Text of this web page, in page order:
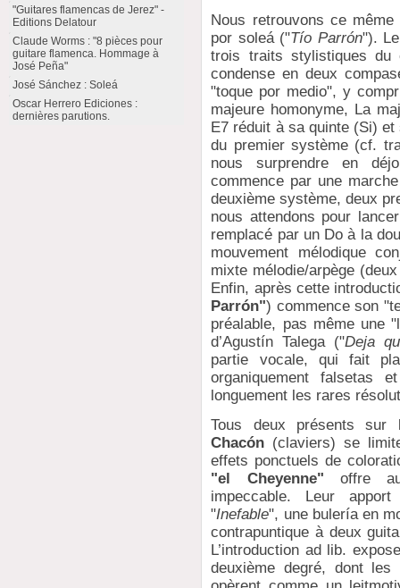
Nous retrouvons ce même
por soleá ("Tío Parrón").
trois traits stylistiques du
condense en deux
"toque por medio", y
majeure homonyme, La
E7 réduit à sa quinte (Si)
du premier système (cf.
nous surprendre en
commence par une
deuxième système, deux
nous attendons pour
remplacé par un Do à la
mouvement mélodique
mixte mélodie/arpège
Enfin, après cette
Parrón") commence son
préalable, pas même une
d’Agustín Talega ("Deja
partie vocale, qui fait
organiquement falsetas
longuement les rares
Tous deux présents
Chacón (claviers) se
effets ponctuels de
"el Cheyenne" offre
impeccable. Leur
"Inefable", une bulería en
contrapuntique à deux
L’introduction ad lib.
deuxième degré, dont les
"Guitares flamencas de Jerez" -
Editions Delatour
Claude Worms : "8 pièces pour
guitare flamenca. Hommage à
José Peña"
José Sánchez : Soleá
Oscar Herrero Ediciones :
dernières parutions.